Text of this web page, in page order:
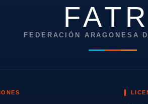
FEDERACIÓN ARAGONESA